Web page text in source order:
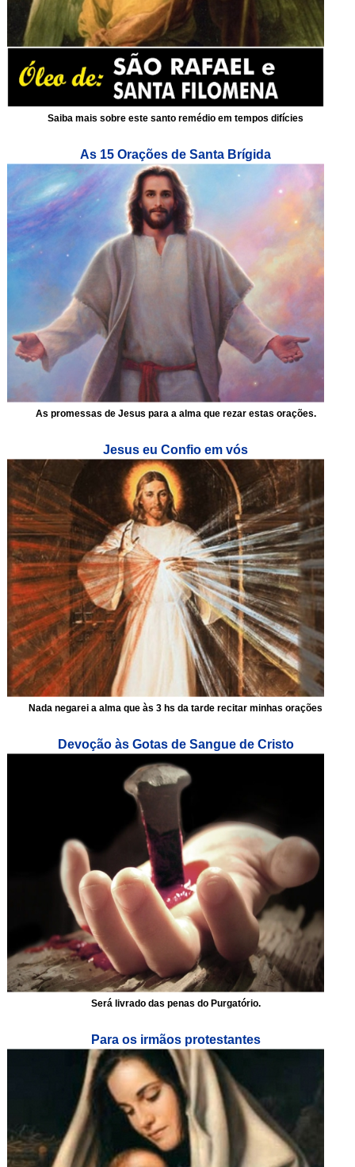
Saiba mais sobre este santo remédio em tempos difícies
As 15 Orações de Santa Brígida
As promessas de Jesus para a alma que rezar estas orações.
Jesus eu Confio em vós
Nada negarei a alma que às 3 hs da tarde recitar minhas orações
Devoção às Gotas de Sangue de Cristo
Será livrado das penas do Purgatório.
Para os irmãos protestantes